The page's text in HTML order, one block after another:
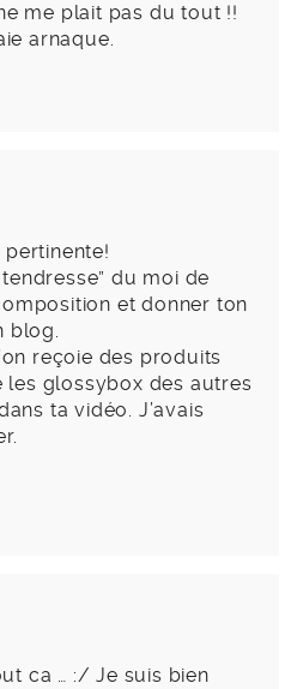
me plait pas du tout !!
arnaque.
du moi de
et donner ton
blog.
reçoie des produits
les glossybox des autres
ta vidéo. J’avais
ca … :/ Je suis bien